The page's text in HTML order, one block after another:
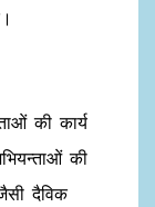
की कार्य
की
दैविक